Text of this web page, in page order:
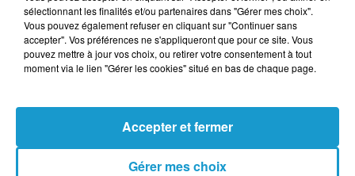
Taille maximum : 500 caractères
Votre CV
L'upload de fichier est limité à 2Mo pour les images et PDF et 5Mo
pour les audios.
sélectionnant les finalités et/ou partenaires dans "Gérer mes choix".
Vous pouvez également refuser en cliquant sur "Continuer sans
accepter". Vos préférences ne s'appliqueront que pour ce site. Vous
pouvez mettre à jour vos choix, ou retirer votre consentement à tout
moment via le lien "Gérer les cookies" situé en bas de chaque page.
Gérer mes choix
Accepter et fermer